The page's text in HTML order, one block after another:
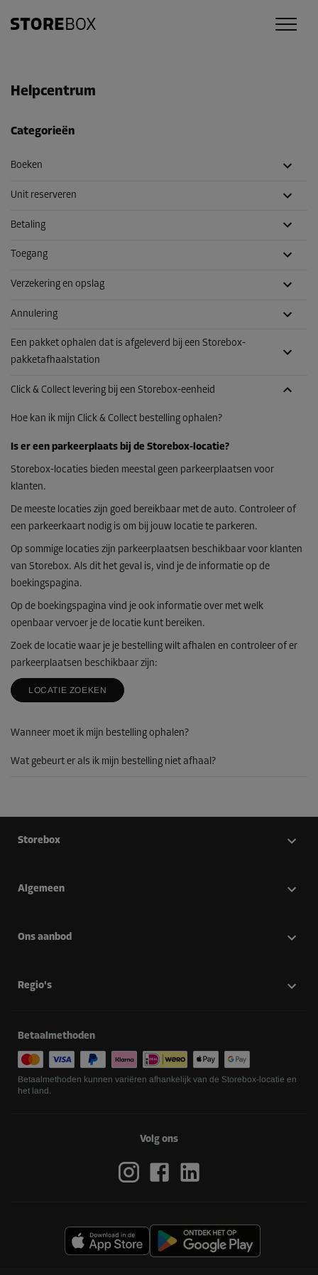
Helpcentrum
Categorieën
Boeken
Unit reserveren
Betaling
Toegang
Verzekering en opslag
Annulering
Een pakket ophalen dat is afgeleverd bij een Storebox-
pakketafhaalstation
Click & Collect levering bij een Storebox-eenheid
Hoe kan ik mijn Click & Collect bestelling ophalen?
Is er een parkeerplaats bij de Storebox-locatie?
Storebox-locaties bieden meestal geen parkeerplaatsen voor
klanten.
De meeste locaties zijn goed bereikbaar met de auto. Controleer of
een parkeerkaart nodig is om bij jouw locatie te parkeren.
Op sommige locaties zijn parkeerplaatsen beschikbaar voor klanten
van Storebox. Als dit het geval is, vind je de informatie op de
boekingspagina.
Op de boekingspagina vind je ook informatie over met welk
openbaar vervoer je de locatie kunt bereiken.
Zoek de locatie waar je je bestelling wilt afhalen en controleer of er
parkeerplaatsen beschikbaar zijn:
LOCATIE ZOEKEN
Wanneer moet ik mijn bestelling ophalen?
Wat gebeurt er als ik mijn bestelling niet afhaal?
Storebox
Algemeen
Ons aanbod
Regio's
Betaalmethoden
Betaalmethoden kunnen variëren afhankelijk van de Storebox-locatie en
het land.
Volg ons